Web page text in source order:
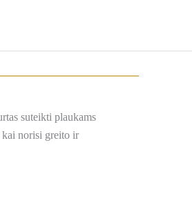
suteikti plaukams
kai norisi greito ir